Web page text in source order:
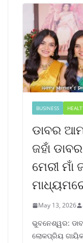
BUSINESS
ଡାବର
ଜହାଁ
ମେରୀ ମାଁ
May 13, 2026
ଭୁବନେଶ୍ୱର:
ଲୋକପ୍ରିୟ